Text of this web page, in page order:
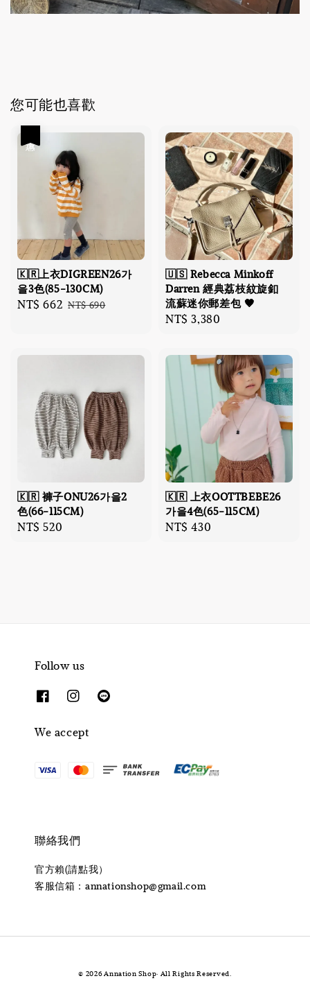
您可能也喜歡
🇰🇷上衣DIGREEN26가
을3色(85-130CM)
Sale
NT$ 662 Regular
NT$ 690
🇺🇸 Rebecca Minkoff
Darren 經典荔枝紋旋釦
流蘇迷你郵差包 🤎
Regular
NT$ 3,380
🇰🇷 褲子ONU26가을2
色(66-115CM)
Regular
NT$ 520
🇰🇷 上衣OOTTBEBE26
가을4色(65-115CM)
Regular
NT$ 430
Follow us
We accept
聯絡我們
官方賴(請點我）
客服信箱：annationshop@gmail.com
© 2026 Annation Shop· All Rights Reserved.